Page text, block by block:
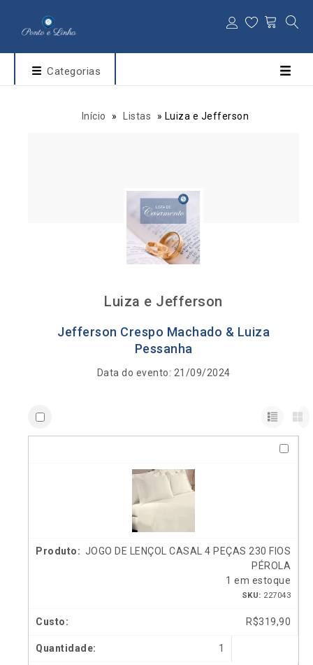
Categorias
Início » Listas » Luiza e Jefferson
Luiza e Jefferson
Jefferson Crespo Machado & Luiza
Pessanha
Data do evento: 21/09/2024
JOGO DE LENÇOL CASAL 4 PEÇAS 230 FIOS
PÉROLA
1 em estoque
SKU: 227043
R$319,90
1